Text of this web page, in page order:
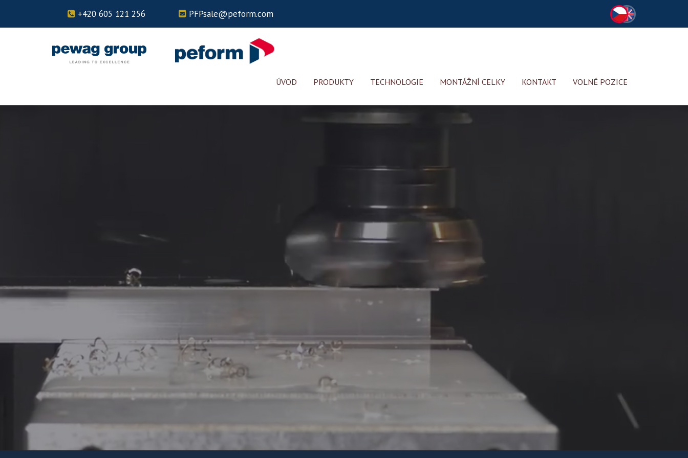
+420 605 121 256 PFPsale@peform.com
ÚVOD PRODUKTY TECHNOLOGIE MONTÁŽNÍ CELKY KONTAKT VOLNÉ POZICE